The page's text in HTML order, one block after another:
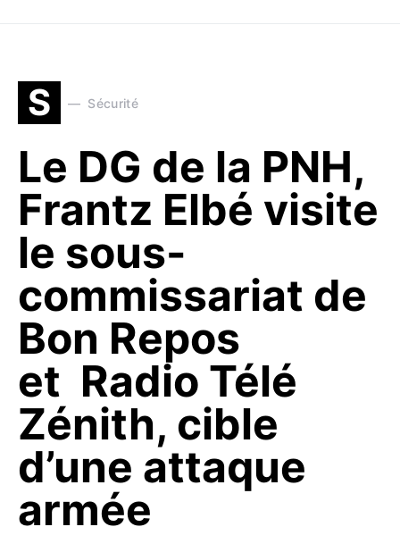
S Sécurité
Le DG de la PNH,
Frantz Elbé visite
le sous-
commissariat de
Bon Repos
et Radio Télé
Zénith, cible
d’une attaque
armée